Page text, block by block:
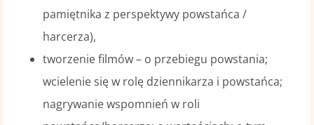
pamiętnika z perspektywy powstańca /
harcerza),
tworzenie filmów – o przebiegu powstania;
wcielenie się w rolę dziennikarza i powstańca;
nagrywanie wspomnień w roli